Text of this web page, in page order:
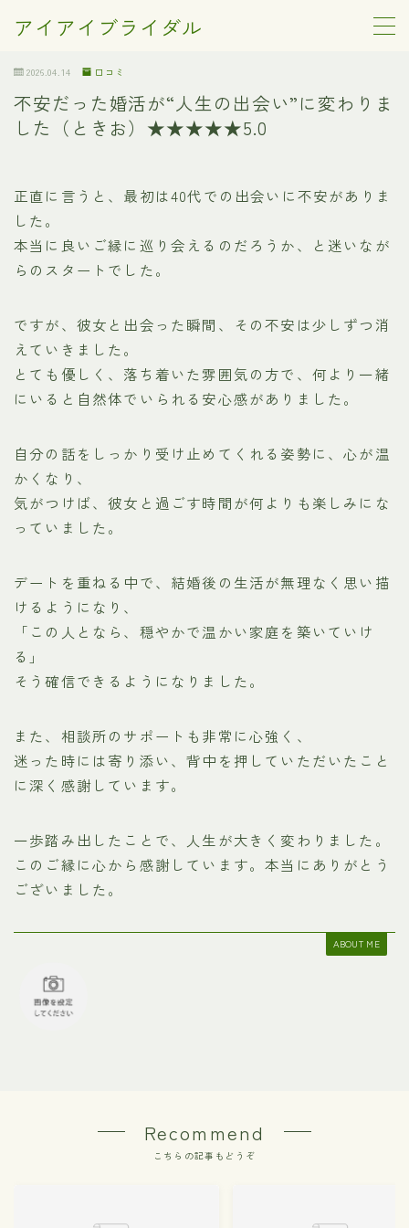
アイアイブライダル
MENU
ご成婚までの流れ
料金案内
ご成婚者様の声
お問い合わせ
2026.04.14 口コミ
不安だった婚活が“人生の出会い”に変わりま
した（ときお）★★★★★5.0
正直に言うと、最初は40代での出会いに不安がありま
した。
本当に良いご縁に巡り会えるのだろうか、と迷いなが
らのスタートでした。
ですが、彼女と出会った瞬間、その不安は少しずつ消
えていきました。
とても優しく、落ち着いた雰囲気の方で、何より一緒
にいると自然体でいられる安心感がありました。
自分の話をしっかり受け止めてくれる姿勢に、心が温
かくなり、
気がつけば、彼女と過ごす時間が何よりも楽しみにな
っていました。
デートを重ねる中で、結婚後の生活が無理なく思い描
けるようになり、
「この人となら、穏やかで温かい家庭を築いていけ
る」
そう確信できるようになりました。
また、相談所のサポートも非常に心強く、
迷った時には寄り添い、背中を押していただいたこと
に深く感謝しています。
一歩踏み出したことで、人生が大きく変わりました。
このご縁に心から感謝しています。本当にありがとう
ございました。
ABOUT ME
Recommend
こちらの記事もどうぞ